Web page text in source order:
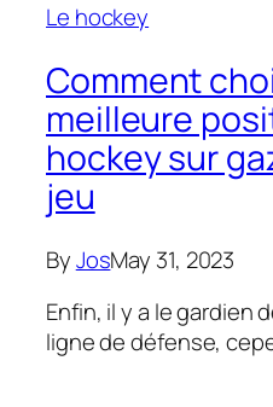
Le hockey
Comment
meilleure
hockey sur
jeu
ByJosMay 31, 2023
Enfin, il y a le gardien
ligne de défense,